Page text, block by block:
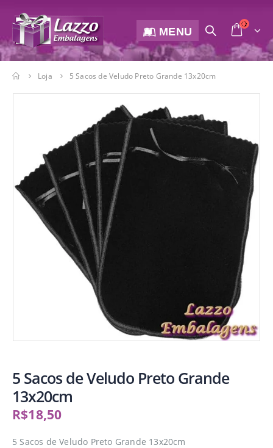
MENU
Loja 5 Sacos de Veludo Preto Grande 13x20cm
5 Sacos de Veludo Preto Grande
13x20cm
R$18,50
5 Sacos de Veludo Preto Grande 13x20cm